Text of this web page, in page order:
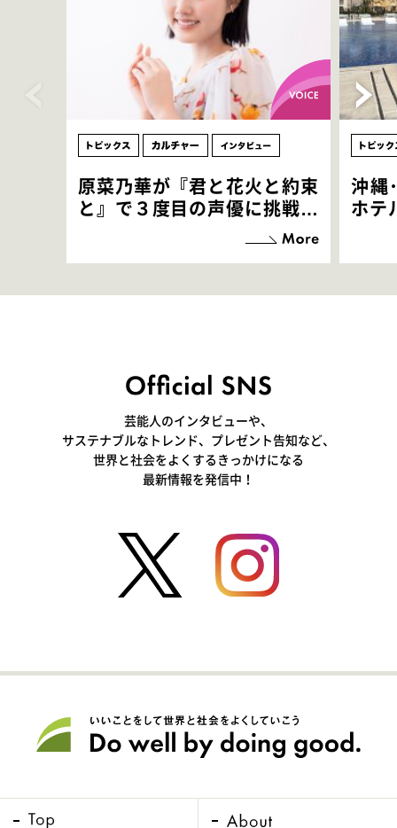
原菜乃華が『君と花火と約束
と』で３度目の声優に挑戦！
「お邪魔させてもらっている
感覚ですが､お芝居に没頭で
沖縄
ホテ
芸能人のインタビューや、
サステナブルなトレンド、プレゼント告知など、
世界と社会をよくするきっかけになる
最新情報を発信中！